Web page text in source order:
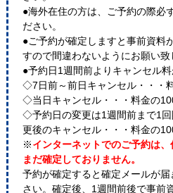
●海外在住の方は、ご予約の際必
ださい。
●ご予約が確定しますと事前資料
すので間違わないようにお願い致
●予約日1週間前よりキャンセル料
◇7日前～前日キャンセル・・・
◇当日キャンセル・・・料金の
◇予約日の変更は1週間前まで1
更後のキャンセル・・・料金の
※インターネットでのご予約は
まだ確定しておりません。
予約が確定すると確定メールが
さい。確定後、1週間前後で事前